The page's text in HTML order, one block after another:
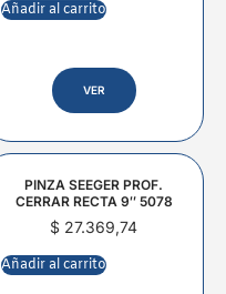
Añadir al carrito
VER
PINZA SEEGER PROF.
CERRAR RECTA 9″ 5078
$ 27.369,74
Añadir al carrito